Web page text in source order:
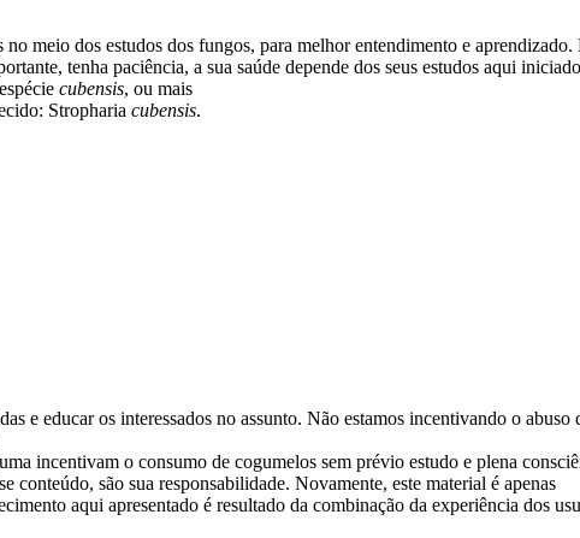
meio dos estudos dos fungos, para melhor entendimento e aprendizado.
tenha paciência, a sua saúde depende dos seus estudos aqui
cubensis, ou mais
Stropharia cubensis.
e educar os interessados no assunto. Não estamos incentivando o abuso
incentivam o consumo de cogumelos sem prévio estudo e plena
conteúdo, são sua responsabilidade. Novamente, este material é apenas
aqui apresentado é resultado da combinação da experiência dos